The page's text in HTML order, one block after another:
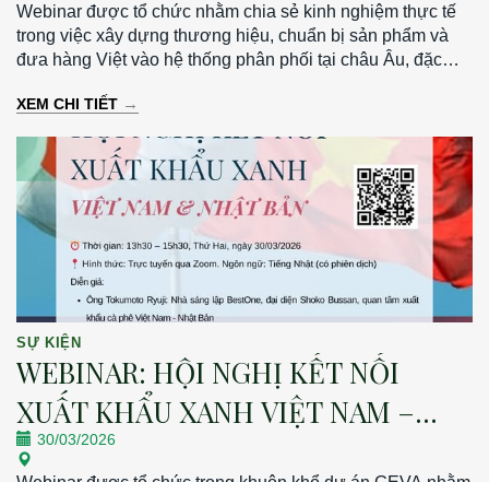
Webinar được tổ chức nhằm chia sẻ kinh nghiệm thực tế
trong việc xây dựng thương hiệu, chuẩn bị sản phẩm và
đưa hàng Việt vào hệ thống phân phối tại châu Âu, đặc
Sáu, ngày 13/03/2026 Hình thức: Trực tuyến qua Zoom
XEM CHI TIẾT →
SỰ KIỆN
WEBINAR: HỘI NGHỊ KẾT NỐI
XUẤT KHẨU XANH VIỆT NAM –
NHẬT BẢN
30/03/2026